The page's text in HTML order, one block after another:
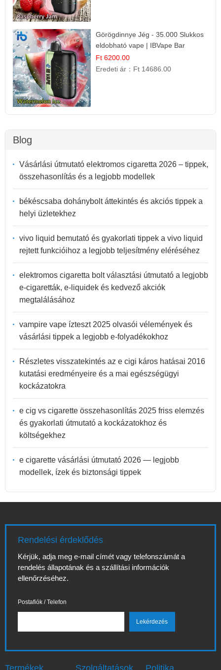
Görögdinnye Jég - 35.000 Slukkos
eldobható vape | IBVape Bar
Frissítő Nyári Íz
Ft 6200.00
Eredeti ár： Ft 14686.00
Blog
Vásárlási útmutató elektromos cigaretta 2026 – tippek,
összehasonlítás és a legjobb modellek
békéscsaba dohánybolt áttekintés és akciós tippek a
helyi üzletekhez
vivo liquid bemutató és gyakorlati tippek a vivo liquid
rejtett funkcióihoz a legjobb teljesítmény eléréséhez
elektromos cigaretta bolt választási útmutató a legjobb
e-cigaretták, e-liquidek és kedvező akciók
megtalálásához
vampire vape ízteszt 2025 olvasói vélemények és
vásárlási tippek a legjobb e-folyadékokhoz
Részletes visszatekintés az e cigi káros hatásai 2016
kutatási eredményeire és a mai egészségügyi
kockázatokra
e cig vs cigarette összehasonlítás 2025 friss elemzés
és gyakorlati útmutató a kockázatokhoz és
költségekhez
e cigarette vásárlási útmutató 2026 — legjobb
modellek, ízek és biztonsági tippek
Rendelési érdeklődés
Kérjük, adja meg e-mail címét vagy telefonszámát a
rendelés állapotának és a szállítási információk
ellenőrzéséhez.
Postafiók / Telefon
Termékek Szolgáltatások Politika